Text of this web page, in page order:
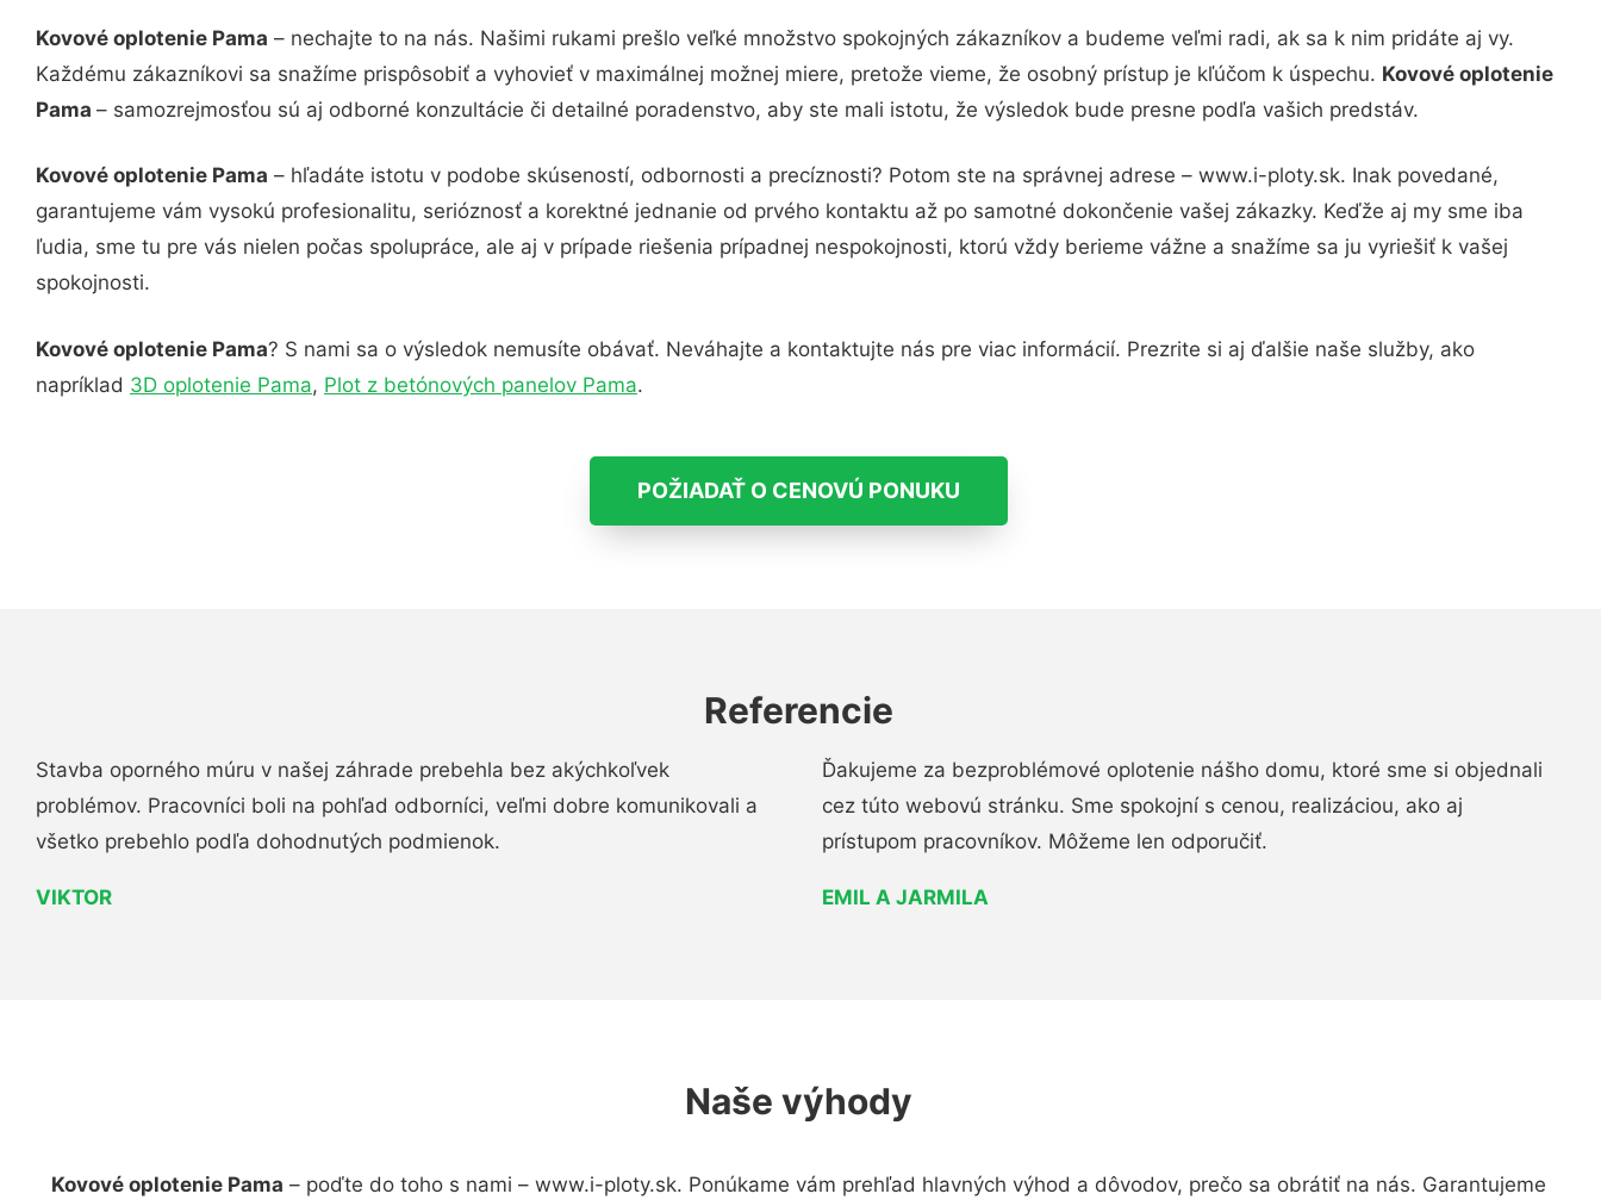
Kovové oplotenie Pama – nechajte to na nás. Našimi rukami prešlo veľké množstvo spokojných zákazníkov a budeme veľmi radi, ak sa k nim pridáte aj vy.
Každému zákazníkovi sa snažíme prispôsobiť a vyhovieť v maximálnej možnej miere, pretože vieme, že osobný prístup je kľúčom k úspechu. Kovové oplotenie
Pama – samozrejmosťou sú aj odborné konzultácie či detailné poradenstvo, aby ste mali istotu, že výsledok bude presne podľa vašich predstáv.
Kovové oplotenie Pama – hľadáte istotu v podobe skúseností, odbornosti a precíznosti? Potom ste na správnej adrese – www.i-ploty.sk. Inak povedané,
garantujeme vám vysokú profesionalitu, serióznosť a korektné jednanie od prvého kontaktu až po samotné dokončenie vašej zákazky. Keďže aj my sme iba
ľudia, sme tu pre vás nielen počas spolupráce, ale aj v prípade riešenia prípadnej nespokojnosti, ktorú vždy berieme vážne a snažíme sa ju vyriešiť k vašej
spokojnosti.
Kovové oplotenie Pama? S nami sa o výsledok nemusíte obávať. Neváhajte a kontaktujte nás pre viac informácií. Prezrite si aj ďalšie naše služby, ako
napríklad 3D oplotenie Pama, Plot z betónových panelov Pama.
POŽIADAŤ O CENOVÚ PONUKU
Referencie
Stavba oporného múru v našej záhrade prebehla bez akýchkoľvek
problémov. Pracovníci boli na pohľad odborníci, veľmi dobre komunikovali a
všetko prebehlo podľa dohodnutých podmienok.
VIKTOR
Ďakujeme za bezproblémové oplotenie nášho domu, ktoré sme si objednali
cez túto webovú stránku. Sme spokojní s cenou, realizáciou, ako aj
prístupom pracovníkov. Môžeme len odporučiť.
EMIL A JARMILA
Naše výhody
Kovové oplotenie Pama – poďte do toho s nami – www.i-ploty.sk. Ponúkame vám prehľad hlavných výhod a dôvodov, prečo sa obrátiť na nás. Garantujeme